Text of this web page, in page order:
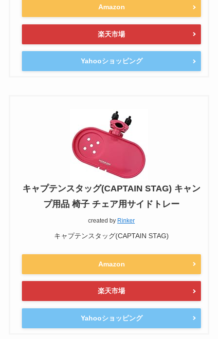
Amazon
楽天市場
Yahooショッピング
キャプテンスタッグ(CAPTAIN STAG) キャン
プ用品 椅子 チェア用サイドトレー
created by Rinker
キャプテンスタッグ(CAPTAIN STAG)
Amazon
楽天市場
Yahooショッピング